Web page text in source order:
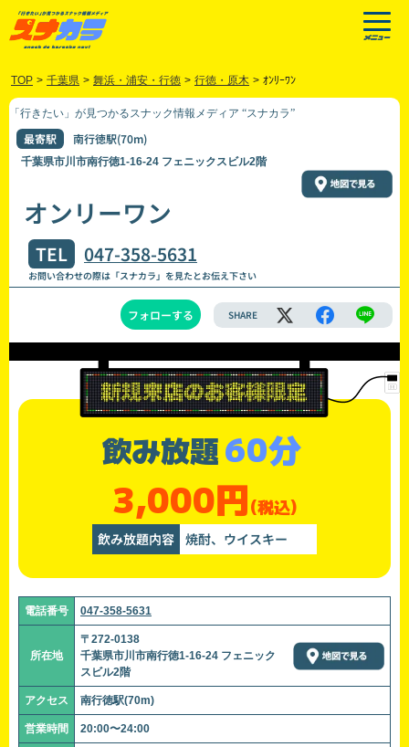
TOP > 千葉県 > 舞浜・浦安・行徳 > 行徳・原木 > ｵﾝﾘｰﾜﾝ
「行きたい」が見つかるスナック情報メディア “スナカラ”
最寄駅 南行徳駅(70m)
千葉県市川市南行徳1-16-24 フェニックスビル2階
オンリーワン
TEL 047-358-5631
お問い合わせの際は「スナカラ」を見たとお伝え下さい
フォローする SHARE
飲み放題60分
3,000円(税込)
飲み放題内容 焼酎、ウイスキー
電話番号 047-358-5631
所在地
〒272-0138
千葉県市川市南行徳1-16-24 フェニック
スビル2階
アクセス 南行徳駅(70m)
営業時間 20:00〜24:00